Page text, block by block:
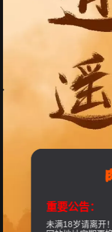
重要公告：
未满18岁请离开！